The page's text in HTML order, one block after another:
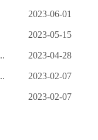
2023-06-01
2023-05-15
2023-04-28
2023-02-07
2023-02-07